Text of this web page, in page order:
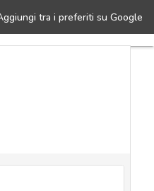
tra i preferiti su Google
tecnica che sfrutta i siti